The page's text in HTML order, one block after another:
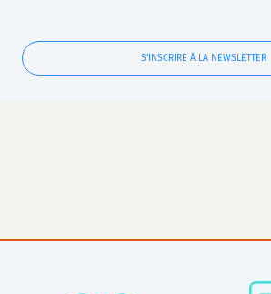
S'INSCRIRE À LA NEWSLETTER